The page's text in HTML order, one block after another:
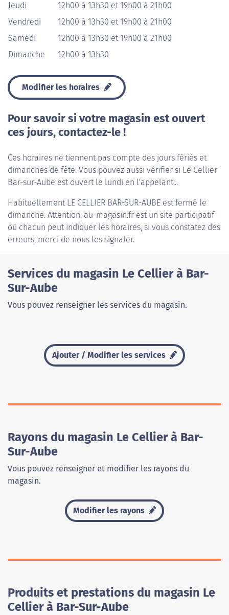
Jeudi
12h00 à 13h30 et 19h00 à 21h00
Vendredi
12h00 à 13h30 et 19h00 à 21h00
Samedi
12h00 à 13h30 et 19h00 à 21h00
Dimanche
12h00 à 13h30
Modifier les horaires
Pour savoir si votre magasin est ouvert
ces jours, contactez-le !
Ces horaires ne tiennent pas compte des jours fériés et
dimanches de fête. Vous pouvez aussi vérifier si Le Cellier
Bar-sur-Aube est ouvert le lundi en l'appelant...
Habituellement LE CELLIER BAR-SUR-AUBE est fermé le
dimanche. Attention, au-magasin.fr est un site participatif
où chacun peut indiquer les horaires, si vous constatez des
erreurs, merci de nous les signaler.
Services du magasin Le Cellier à Bar-
Sur-Aube
Vous pouvez renseigner les services du magasin.
Ajouter / Modifier les services
Rayons du magasin Le Cellier à Bar-
Sur-Aube
Vous pouvez renseigner et modifier les rayons du
magasin.
Modifier les rayons
Produits et prestations du magasin Le
Cellier à Bar-Sur-Aube